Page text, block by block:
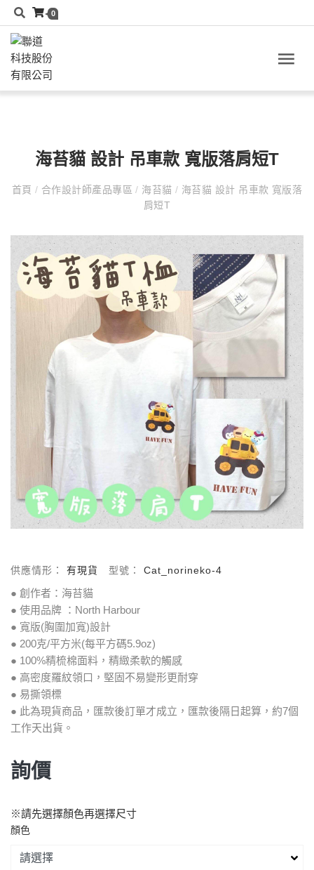
0
海苔貓 設計 吊車款 寬版落肩短T
首頁/ 合作設計師產品專區/ 海苔貓/ 海苔貓 設計 吊車款 寬版落
肩短T
供應情形： 有現貨 型號： Cat_norineko-4
● 創作者：海苔貓
● 使用品牌 ：North Harbour
● 寬版(胸圍加寬)設計
● 200克/平方米(每平方碼5.9oz)
● 100%精梳棉面料，精緻柔軟的觸感
● 高密度羅紋領口，堅固不易變形更耐穿
● 易撕領標
● 此為現貨商品，匯款後訂單才成立，匯款後隔日起算，約7個
工作天出貨。
詢價
※請先選擇顏色再選擇尺寸
顏色